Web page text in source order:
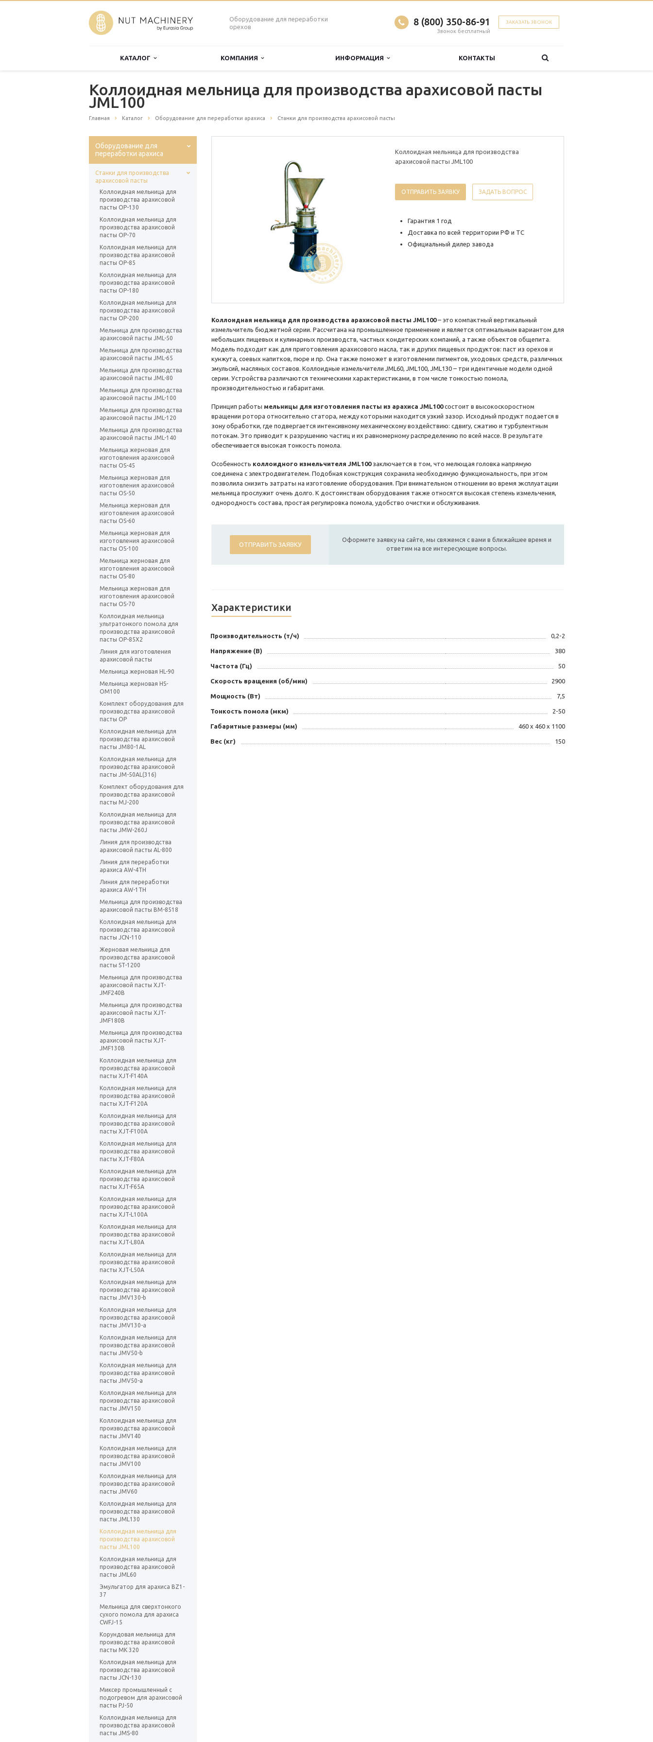
Оборудование для переработки
орехов
ЗАКАЗАТЬ ЗВОНОК
8 (800) 350-86-91
Звонок бесплатный
КАТАЛОГ КОМПАНИЯ ИНФОРМАЦИЯ КОНТАКТЫ
Коллоидная мельница для производства арахисовой пасты
JML100
Главная Каталог Оборудование для переработки арахиса Станки для производства арахисовой пасты
Оборудование для
переработки арахиса
Станки для производства
арахисовой пасты
Коллоидная мельница для
производства арахисовой
пасты OP-130
Коллоидная мельница для
производства арахисовой
пасты OP-70
Коллоидная мельница для
производства арахисовой
пасты OP-85
Коллоидная мельница для
производства арахисовой
пасты OP-180
Коллоидная мельница для
производства арахисовой
пасты OP-200
Мельница для производства
арахисовой пасты JML-50
Мельница для производства
арахисовой пасты JML-65
Мельница для производства
арахисовой пасты JML-80
Мельница для производства
арахисовой пасты JML-100
Мельница для производства
арахисовой пасты JML-120
Мельница для производства
арахисовой пасты JML-140
Мельница жерновая для
изготовления арахисовой
пасты OS-45
Мельница жерновая для
изготовления арахисовой
пасты OS-50
Мельница жерновая для
изготовления арахисовой
пасты OS-60
Мельница жерновая для
изготовления арахисовой
пасты OS-100
Мельница жерновая для
изготовления арахисовой
пасты OS-80
Мельница жерновая для
изготовления арахисовой
пасты OS-70
Коллоидная мельница
ультратонкого помола для
производства арахисовой
пасты OP-85X2
Линия для изготовления
арахисовой пасты
Мельница жерновая HL-90
Мельница жерновая HS-
OM100
Комплект оборудования для
производства арахисовой
пасты ОР
Коллоидная мельница для
производства арахисовой
пасты JM80-1AL
Коллоидная мельница для
производства арахисовой
пасты JM-50AL(316)
Комплект оборудования для
производства арахисовой
пасты MJ-200
Коллоидная мельница для
производства арахисовой
пасты JMW-260J
Линия для производства
арахисовой пасты AL-800
Линия для переработки
арахиса AW-4TH
Линия для переработки
арахиса AW-1TH
Мельница для производства
арахисовой пасты ВМ-8518
Коллоидная мельница для
производства арахисовой
пасты JCN-110
Жерновая мельница для
производства арахисовой
пасты ST-1200
Мельница для производства
арахисовой пасты XJT-
JMF240B
Мельница для производства
арахисовой пасты XJT-
JMF180B
Мельница для производства
арахисовой пасты XJT-
JMF130B
Коллоидная мельница для
производства арахисовой
пасты XJT-F140A
Коллоидная мельница для
производства арахисовой
пасты XJT-F120A
Коллоидная мельница для
производства арахисовой
пасты XJT-F100A
Коллоидная мельница для
производства арахисовой
пасты XJT-F80A
Коллоидная мельница для
производства арахисовой
пасты XJT-F65A
Коллоидная мельница для
производства арахисовой
пасты XJT-L100A
Коллоидная мельница для
производства арахисовой
пасты XJT-L80A
Коллоидная мельница для
производства арахисовой
пасты XJT-L50A
Коллоидная мельница для
производства арахисовой
пасты JMV130-b
Коллоидная мельница для
производства арахисовой
пасты JMV130-a
Коллоидная мельница для
производства арахисовой
пасты JMV50-b
Коллоидная мельница для
производства арахисовой
пасты JMV50-a
Коллоидная мельница для
производства арахисовой
пасты JMV150
Коллоидная мельница для
производства арахисовой
пасты JMV140
Коллоидная мельница для
производства арахисовой
пасты JMV100
Коллоидная мельница для
производства арахисовой
пасты JMV60
Коллоидная мельница для
производства арахисовой
пасты JML130
Коллоидная мельница для
производства арахисовой
пасты JML100
Коллоидная мельница для
производства арахисовой
пасты JML60
Эмульгатор для арахиса BZ1-
37
Мельница для сверхтонкого
сухого помола для арахиса
CWFJ-15
Корундовая мельница для
производства арахисовой
пасты MK 320
Коллоидная мельница для
производства арахисовой
пасты JCN-130
Миксер промышленный с
подогревом для арахисовой
пасты PJ-50
Коллоидная мельница для
производства арахисовой
пасты JMS-80
Коллоидная мельница для производства
арахисовой пасты JML100
ОТПРАВИТЬ ЗАЯВКУ ЗАДАТЬ ВОПРОС
Гарантия 1 год
Доставка по всей территории РФ и ТС
Официальный дилер завода
Коллоидная мельница для производства арахисовой пасты JML100– это компактный вертикальный
измельчитель бюджетной серии. Рассчитана на промышленное применение и является оптимальным вариантом для
небольших пищевых и кулинарных производств, частных кондитерских компаний, а также объектов общепита.
Модель подходит как для приготовления арахисового масла, так и других пищевых продуктов: паст из орехов и
кунжута, соевых напитков, пюре и пр. Она также поможет в изготовлении пигментов, уходовых средств, различных
эмульсий, масляных составов. Коллоидные измельчители JML60, JML100, JML130 – три идентичные модели одной
серии. Устройства различаются техническими характеристиками, в том числе тонкостью помола,
производительностью и габаритами.
Принцип работы мельницы для изготовления пасты из арахиса JML100состоит в высокоскоростном
вращении ротора относительно статора, между которыми находится узкий зазор. Исходный продукт подается в
зону обработки, где подвергается интенсивному механическому воздействию: сдвигу, сжатию и турбулентным
потокам. Это приводит к разрушению частиц и их равномерному распределению по всей массе. В результате
обеспечивается высокая тонкость помола.
Особенность коллоидного измельчителя JML100заключается в том, что мелющая головка напрямую
соединена с электродвигателем. Подобная конструкция сохранила необходимую функциональность, при этом
позволила снизить затраты на изготовление оборудования. При внимательном отношении во время эксплуатации
мельница прослужит очень долго. К достоинствам оборудования также относятся высокая степень измельчения,
однородность состава, простая регулировка помола, удобство очистки и обслуживания.
ОТПРАВИТЬ ЗАЯВКУ
Оформите заявку на сайте, мы свяжемся с вами в ближайшее время и
ответим на все интересующие вопросы.
Характеристики
Производительность (т/ч) 0,2-2
Напряжение (В) 380
Частота (Гц) 50
Скорость вращения (об/мин) 2900
Мощность (Вт) 7,5
Тонкость помола (мкм) 2-50
Габаритные размеры (мм) 460 х 460 х 1100
Вес (кг) 150